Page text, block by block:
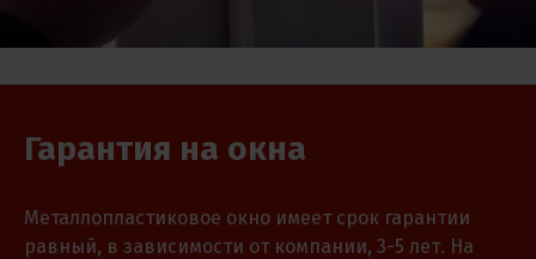
Гарантия на окна
Металлопластиковое окно имеет срок гарантии
равный, в зависимости от компании, 3-5 лет. На